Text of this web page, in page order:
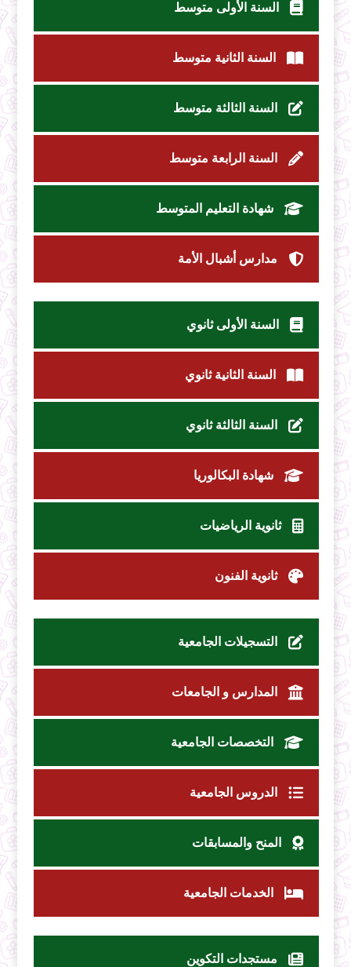
السنة الأولى متوسط
السنة الثانية متوسط
السنة الثالثة متوسط
السنة الرابعة متوسط
شهادة التعليم المتوسط
مدارس أشبال الأمة
السنة الأولى ثانوي
السنة الثانية ثانوي
السنة الثالثة ثانوي
شهادة البكالوريا
ثانوية الرياضيات
ثانوية الفنون
التسجيلات الجامعية
المدارس و الجامعات
التخصصات الجامعية
الدروس الجامعية
المنح والمسابقات
الخدمات الجامعية
مستجدات التكوين